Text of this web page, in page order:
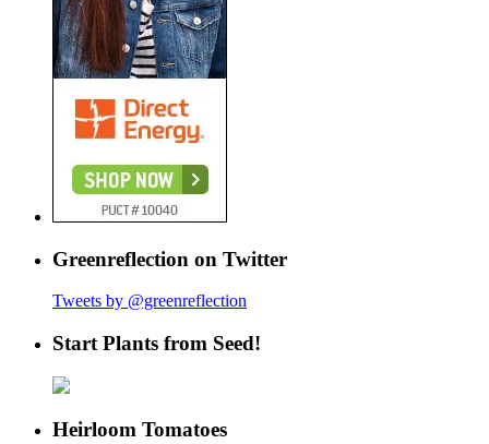
Greenreflection on Twitter
Tweets by @greenreflection
Start Plants from Seed!
Heirloom Tomatoes